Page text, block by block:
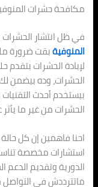
مكافحة حشرات
في ظل انتشار
المنوفيةبقت ضرورة
لإبادة الحشرات
الحشرات، وده بيضمن
بيستخدم أحدث
الحشرات من غير ما
احنا فاهمين إن كل
استشارات مخصصة
الدورية وتقديم الدعم